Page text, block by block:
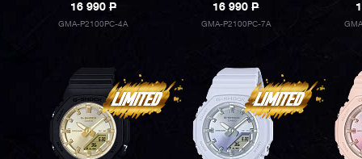
16 990P
GMA-P2100PC-4A
16 990P
GMA-P2100PC-7A